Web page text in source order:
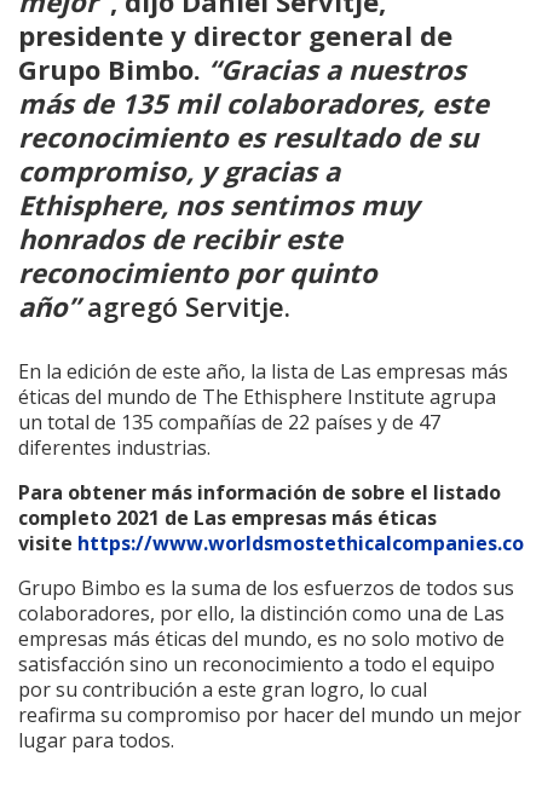
presidente y director general de
Grupo Bimbo. “Gracias a nuestros
más de 135 mil colaboradores, este
reconocimiento es resultado de su
compromiso, y gracias a
Ethisphere, nos sentimos muy
honrados de recibir este
reconocimiento por quinto
año”agregó Servitje.
En la edición de este año, la lista de Las empresas más
éticas del mundo de The Ethisphere Institute agrupa
un total de 135 compañías de 22 países y de 47
diferentes industrias.
Para obtener más información de sobre el listado
completo 2021 de Las empresas más éticas
visite https://
Grupo Bimbo es la suma de los esfuerzos de todos sus
colaboradores, por ello, la distinción como una de Las
empresas más éticas del mundo, es no solo motivo de
satisfacción sino un reconocimiento a todo el equipo
por su contribución a este gran logro, lo cual
reafirma su compromiso por hacer del mundo un mejor
lugar para todos.